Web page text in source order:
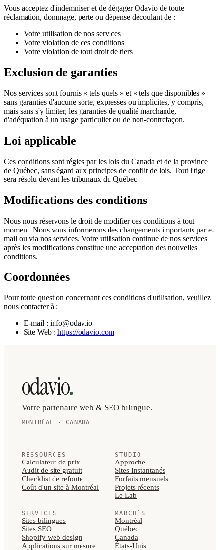
Vous acceptez d'indemniser et de dégager Odavio de toute
réclamation, dommage, perte ou dépense découlant de :
Votre utilisation de nos services
Votre violation de ces conditions
Votre violation de tout droit de tiers
Exclusion de garanties
Nos services sont fournis « tels quels » et « tels que disponibles »
sans garanties d'aucune sorte, expresses ou implicites, y compris,
mais sans s'y limiter, les garanties de qualité marchande,
d'adéquation à un usage particulier ou de non-contrefaçon.
Loi applicable
Ces conditions sont régies par les lois du Canada et de la province
de Québec, sans égard aux principes de conflit de lois. Tout litige
sera résolu devant les tribunaux du Québec.
Modifications des conditions
Nous nous réservons le droit de modifier ces conditions à tout
moment. Nous vous informerons des changements importants par e-
mail ou via nos services. Votre utilisation continue de nos services
après les modifications constitue une acceptation des nouvelles
conditions.
Coordonnées
Pour toute question concernant ces conditions d'utilisation, veuillez
nous contacter à :
E-mail : info@odav.io
Site Web : https://odavio.com
odavio.
Votre partenaire web & SEO bilingue.
MONTRÉAL · CANADA
RESSOURCES
Calculateur de prix
Audit de site gratuit
Checklist de refonte
Coût d'un site à Montréal
STUDIO
Approche
Sites Instantanés
Forfaits mensuels
Projets récents
Le Lab
SERVICES
Sites bilingues
Sites SEO
Shopify web design
Applications sur mesure
MARCHÉS
Montréal
Québec
Canada
États-Unis